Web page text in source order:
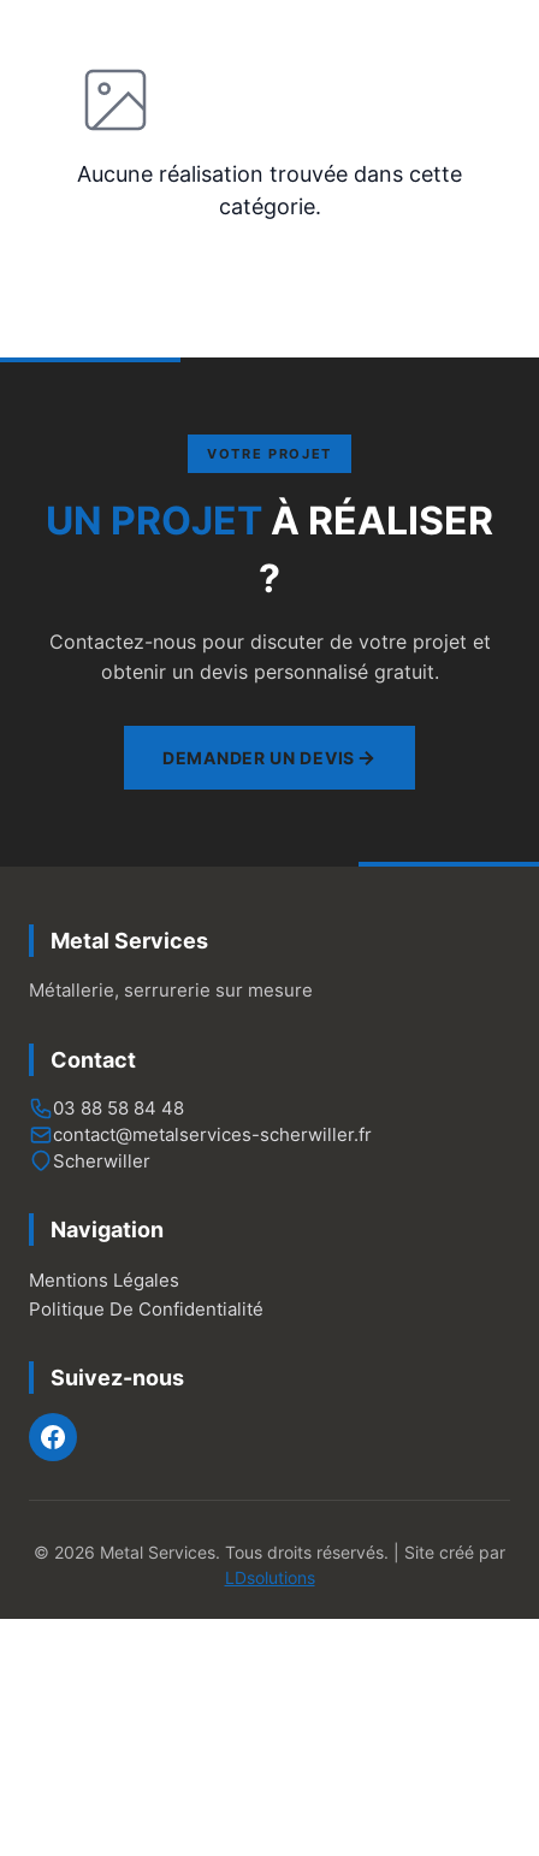
Aucune réalisation trouvée dans cette
catégorie.
VOTRE PROJET
UN PROJET À RÉALISER
?
Contactez-nous pour discuter de votre projet et
obtenir un devis personnalisé gratuit.
DEMANDER UN DEVIS
Metal Services
Métallerie, serrurerie sur mesure
Contact
03 88 58 84 48
contact@metalservices-scherwiller.fr
Scherwiller
Navigation
Mentions Légales
Politique De Confidentialité
Suivez-nous
© 2026 Metal Services. Tous droits réservés. | Site créé par
LDsolutions